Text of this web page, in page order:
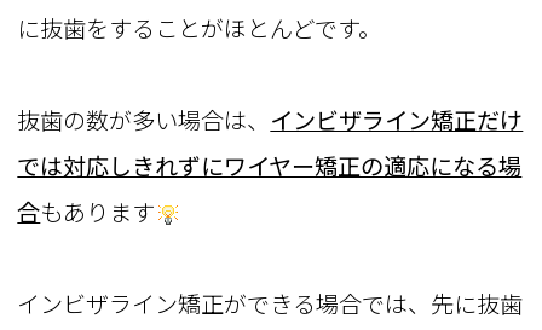
に抜歯をすることがほとんどです。
抜歯の数が多い場合は、 インビザライン矯正だけ
では対応しきれずにワイヤー矯正の適応になる場
合もあります
インビザライン矯正ができる場合では、先に抜歯